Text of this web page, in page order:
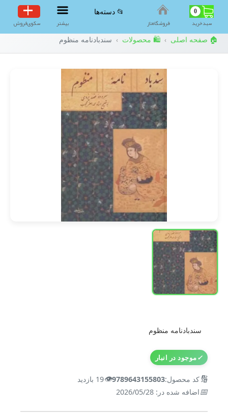
0
سبد‌خرید فروشگاه‌ناز
📂 دسته‌ها
بیشتر سکوی‌فروش
🏠 صفحه اصلی › 🛍️ محصولات › سندبادنامه منظوم
سندبادنامه منظوم
✓موجود در انبار
🔢کد محصول:9789643155803
👁️19 بازدید
📅اضافه شده در: 2026/05/28